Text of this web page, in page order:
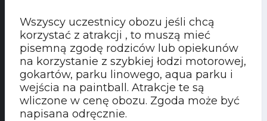
Wszyscy uczestnicy obozu jeśli chcą
korzystać z atrakcji , to muszą mieć
pisemną zgodę rodziców lub opiekunów
na korzystanie z szybkiej łodzi motorowej,
gokartów, parku linowego, aqua parku i
wejścia na paintball. Atrakcje te są
wliczone w cenę obozu. Zgoda może być
napisana odręcznie.